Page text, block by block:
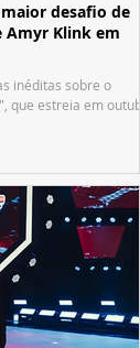
desafio de
Klink em
inéditas sobre o
que estreia em